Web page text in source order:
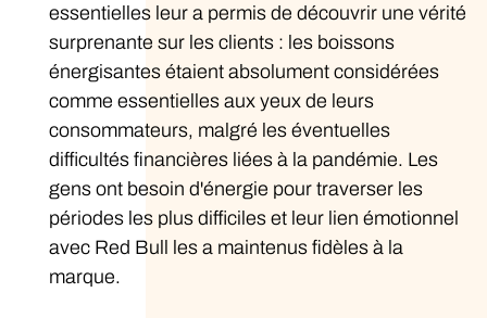
essentielles leur a permis de découvrir une vérité
surprenante sur les clients : les boissons
énergisantes étaient absolument considérées
comme essentielles aux yeux de leurs
consommateurs, malgré les éventuelles
difficultés financières liées à la pandémie. Les
gens ont besoin d'énergie pour traverser les
périodes les plus difficiles et leur lien émotionnel
avec Red Bull les a maintenus fidèles à la
marque.